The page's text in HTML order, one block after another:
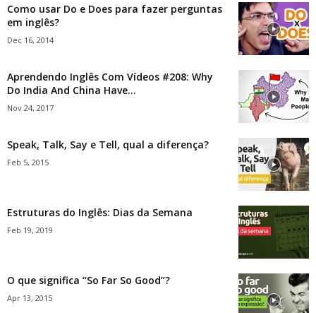
Como usar Do e Does para fazer perguntas
em inglês?
Dec 16, 2014
Aprendendo Inglês Com Vídeos #208: Why
Do India And China Have...
Nov 24, 2017
Speak, Talk, Say e Tell, qual a diferença?
Feb 5, 2015
Estruturas do Inglês: Dias da Semana
Feb 19, 2019
O que significa “So Far So Good”?
Apr 13, 2015